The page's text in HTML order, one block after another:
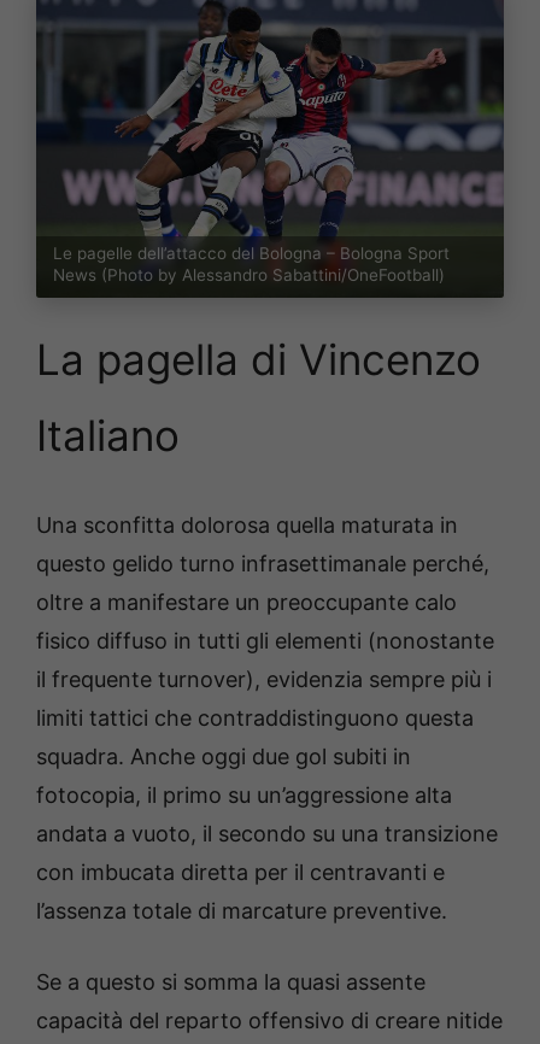
Le pagelle dell’attacco del Bologna – Bologna Sport
News (Photo by Alessandro Sabattini/OneFootball)
La pagella di Vincenzo
Italiano
Una sconfitta dolorosa quella maturata in
questo gelido turno infrasettimanale perché,
oltre a manifestare un preoccupante calo
fisico diffuso in tutti gli elementi (nonostante
il frequente turnover), evidenzia sempre più i
limiti tattici che contraddistinguono questa
squadra. Anche oggi due gol subiti in
fotocopia, il primo su un’aggressione alta
andata a vuoto, il secondo su una transizione
con imbucata diretta per il centravanti e
l’assenza totale di marcature preventive.
Se a questo si somma la quasi assente
capacità del reparto offensivo di creare nitide